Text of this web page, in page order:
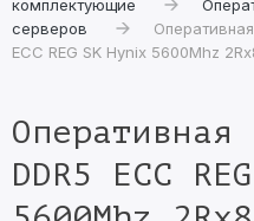
комплектующие
серверов
ECC REG SK Hynix 5600Mhz
Оперативная
DDR5 ECC